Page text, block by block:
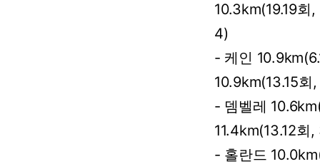
10.3km(19.19회,
4)
- 케인
10.9km(13.15회,
- 뎀벨레
11.4km(13.12회,
- 홀란드